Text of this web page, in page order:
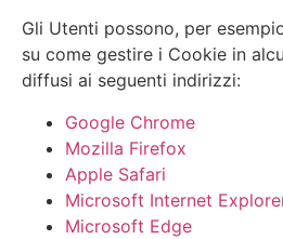
Gli Utenti possono, per
su come gestire i Cookie in
diffusi ai seguenti indirizzi:
Google Chrome
Mozilla Firefox
Apple Safari
Microsoft Internet
Microsoft Edge